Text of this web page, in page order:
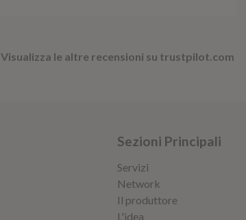
Visualizza le altre recensioni su trustpilot.com
Sezioni Principali
Servizi
Network
Il produttore
L'idea